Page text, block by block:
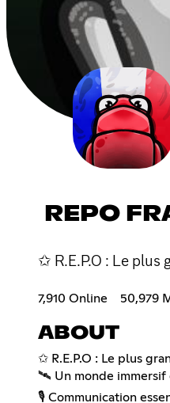
REPO
✩ R.E.P.O : Le
7,910 Online 50,979
ABOUT
✩ R.E.P.O : Le plus
🛰️ Un monde immersif
🎙️ Communication